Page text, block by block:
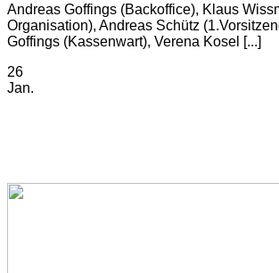
Andreas Goffings (Backoffice), Klaus
Organisation), Andreas Schütz
Goffings (Kassenwart), Verena Kosel [...]
26
Jan.